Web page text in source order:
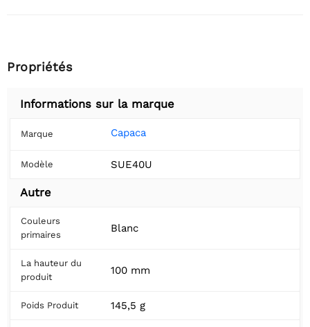
Propriétés
Informations sur la marque
Marque Capaca
Modèle SUE40U
Autre
Couleurs
primaires
Blanc
La hauteur du
produit
100 mm
Poids Produit 145,5 g